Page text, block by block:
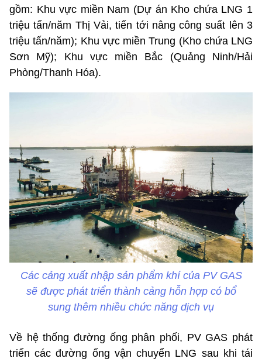
gồm: Khu vực miền Nam (Dự án Kho chứa LNG 1
triệu tấn/năm Thị Vải, tiến tới nâng công suất lên 3
triệu tấn/năm); Khu vực miền Trung (Kho chứa LNG
Sơn Mỹ); Khu vực miền Bắc (Quảng Ninh/Hải
Phòng/Thanh Hóa).
Các cảng xuất nhập sản phẩm khí của PV GAS
sẽ được phát triển thành cảng hỗn hợp có bổ
sung thêm nhiều chức năng dịch vụ
Về hệ thống đường ống phân phối, PV GAS phát
triển các đường ống vận chuyển LNG sau khi tái